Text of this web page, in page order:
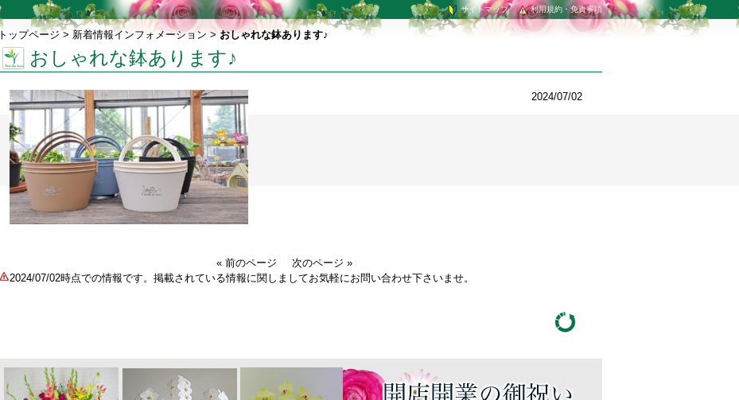
利用規約・免責事項
サイトマップ
トップページ > 新着情報インフォメーション > おしゃれな鉢あります♪
おしゃれな鉢あります♪
2024/07/02
« 前のページ
次のページ »
2024/07/02時点での情報です。掲載されている情報に関しましてお気軽にお問い合わせ下さいませ。